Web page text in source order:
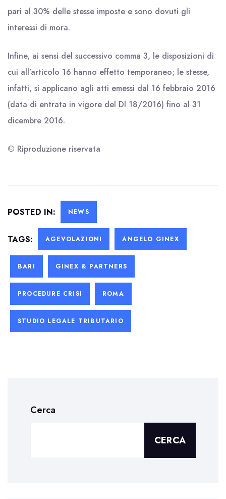
pari al 30% delle stesse imposte e sono dovuti gli
interessi di mora.
Infine, ai sensi del successivo comma 3, le disposizioni di
cui all’articolo 16 hanno effetto temporaneo; le stesse,
infatti, si applicano agli atti emessi dal 16 febbraio 2016
(data di entrata in vigore del Dl 18/2016) fino al 31
dicembre 2016.
© Riproduzione riservata
POSTED IN: NEWS
TAGS: AGEVOLAZIONI ANGELO GINEX
BARI GINEX & PARTNERS
PROCEDURE CRISI ROMA
STUDIO LEGALE TRIBUTARIO
Cerca
CERCA